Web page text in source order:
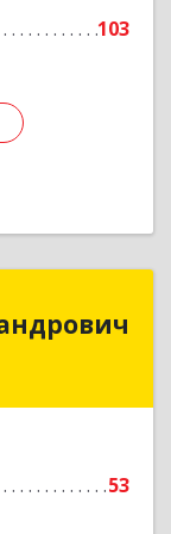
103
53